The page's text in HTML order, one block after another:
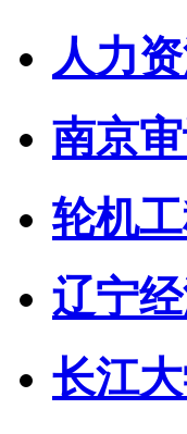
人力
南京
轮机
辽宁
长江